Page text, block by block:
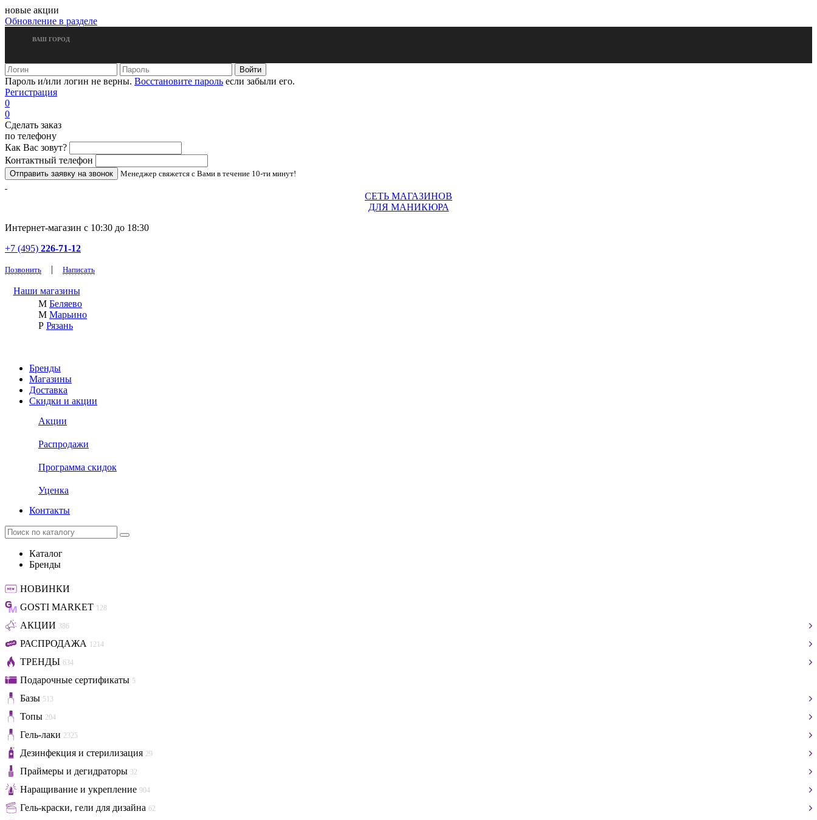
новые акции
Обновление в разделе
ВАШ ГОРОД
Пароль и/или логин не верны. Восстановите пароль если забыли его.
Регистрация
0
0
Сделать заказ
по телефону
Как Вас зовут?
Контактный телефон
Менеджер свяжется с Вами в течение 10-ти минут!
СЕТЬ МАГАЗИНОВ
ДЛЯ МАНИКЮРА
Интернет-магазин с 10:30 до 18:30
+7 (495) 226-71-12
Позвонить | Написать
Наши магазины
М Беляево
М Марьино
Р Рязань
Бренды
Магазины
Доставка
Скидки и акции
Акции
Распродажи
Программа скидок
Уценка
Контакты
Каталог
Бренды
НОВИНКИ
GOSTI MARKET 128
АКЦИИ 386
РАСПРОДАЖА 1214
ТРЕНДЫ 634
Подарочные сертификаты 5
Базы 513
Топы 204
Гель-лаки 2325
Дезинфекция и стерилизация 29
Праймеры и дегидраторы 32
Наращивание и укрепление 904
Гель-краски, гели для дизайна 62